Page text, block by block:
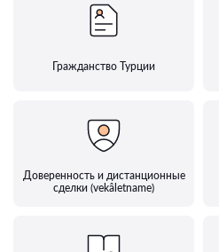
Гражданство Турции
Доверенность и дистанционные
сделки (vekâletname)